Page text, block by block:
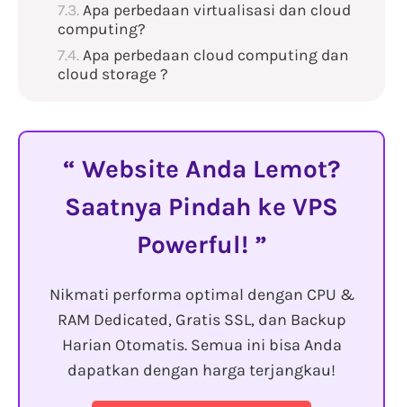
Apa perbedaan virtualisasi dan cloud
computing?
Apa perbedaan cloud computing dan
cloud storage ?
Website Anda Lemot?
Saatnya Pindah ke VPS
Powerful!
Nikmati performa optimal dengan CPU &
RAM Dedicated, Gratis SSL, dan Backup
Harian Otomatis. Semua ini bisa Anda
dapatkan dengan harga terjangkau!